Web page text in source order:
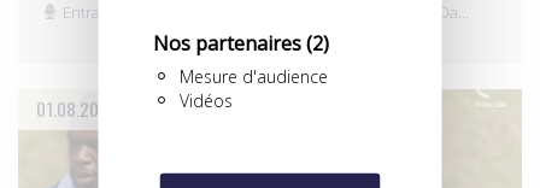
Nos partenaires(2)
Mesure d'audience
Vidéos
Entraîneur adjoint du FC Metz cette saison, Danilson Da…
01.08.2024